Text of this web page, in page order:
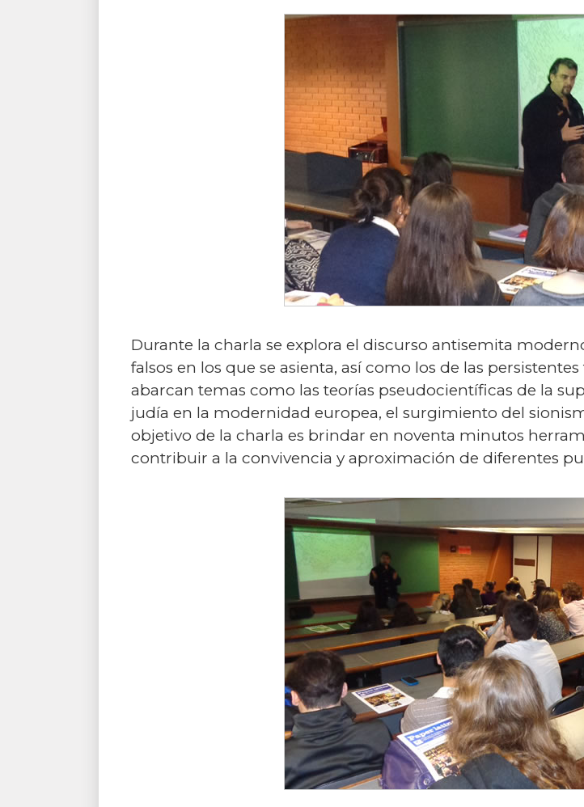
Durante la charla se explora el discurso antisemita
falsos en los que se asienta, así como los de las
abarcan temas como las teorías pseudocientíficas de la
judía en la modernidad europea, el surgimiento del
objetivo de la charla es brindar en noventa minutos
contribuir a la convivencia y aproximación de diferentes